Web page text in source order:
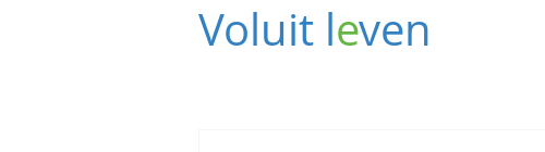
Voluit leven